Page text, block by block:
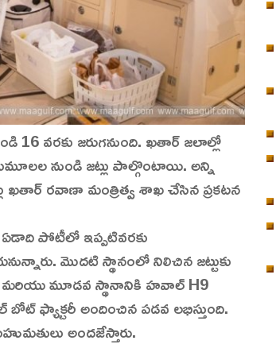
వరకు జరుగనుంది. ఖతార్ జలాల్లో
నుండి జట్లు పాల్గొంటాయి. అన్ని
ఖతార్ రవాణా మంత్రిత్వ శాఖ చేసిన ప్రకటన
ఏడాది పోటీలో ఇప్పటివరకు
మొదటి స్థానంలో నిలిచిన జట్టుకు
మరియు మూడవ స్థానానికి హవాల్ H9
అందించిన పడవ లభిస్తుంది.
అందజేస్తారు.